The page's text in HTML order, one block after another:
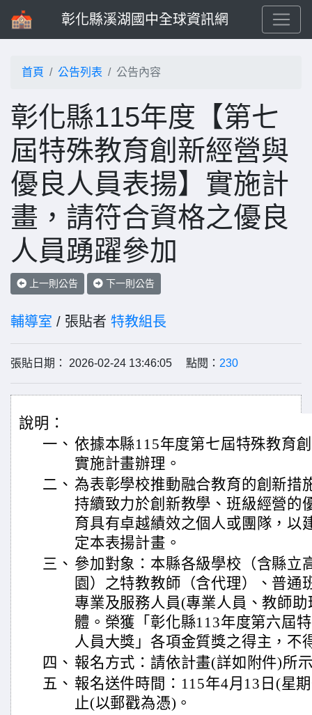
彰化縣溪湖國中全球資訊網
首頁 公告列表 公告內容
彰化縣115年度【第七
屆特殊教育創新經營與
優良人員表揚】實施計
畫，請符合資格之優良
人員踴躍參加
上一則公告 下一則公告
輔導室 / 張貼者 特教組長
張貼日期： 2026-02-24 13:46:05 點閱： 230
說明：
一、 依據本縣115年度第七屆特殊教育
實施計畫辦理。
二、 為表彰學校推動融合教育的創新措
持續致力於創新教學、班級經營的
育具有卓越績效之個人或團隊，以
定本表揚計畫。
三、 參加對象：本縣各級學校（含縣立
園）之特教教師（含代理）、普通
專業及服務人員(專業人員、教師
體。榮獲「彰化縣113年度第六屆
人員大獎」各項金質獎之得主，不
四、 報名方式：請依計畫(詳如附件)所
五、 報名送件時間：115年4月13日(星
止(以郵戳為憑)。